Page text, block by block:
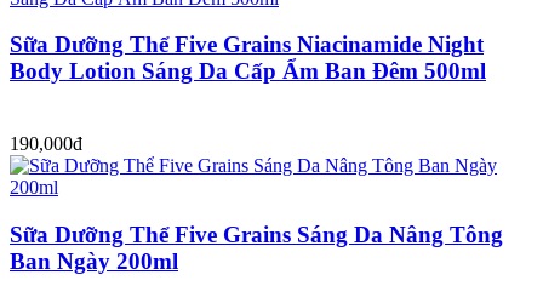
Sữa Dưỡng Thể Five Grains Niacinamide Night
Body Lotion Sáng Da Cấp Ẩm Ban Đêm 500ml
190,000đ
Sữa Dưỡng Thể Five Grains Sáng Da Nâng Tông
Ban Ngày 200ml